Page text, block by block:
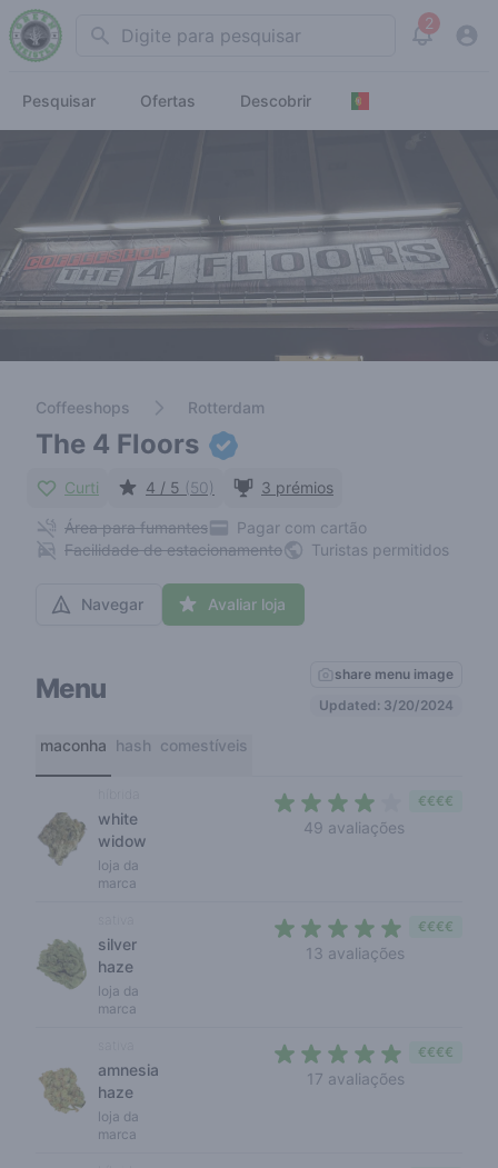
Search 2
View
Pesquisar Ofertas Descobrir
Coffeeshops Rotterdam
The 4 Floors
Curti 4 / 5 (50) 3 prémios
Área para fumantes
Pagar com cartão
Facilidade de estacionamento
Turistas permitidos
Navegar Avaliar loja
Menu
share menu image
Updated: 3/20/2024
maconha hash comestíveis
white
widow
loja da
marca
49 avaliações
€€€€
silver
haze
loja da
marca
13 avaliações
€€€€
amnesia
haze
loja da
marca
17 avaliações
€€€€